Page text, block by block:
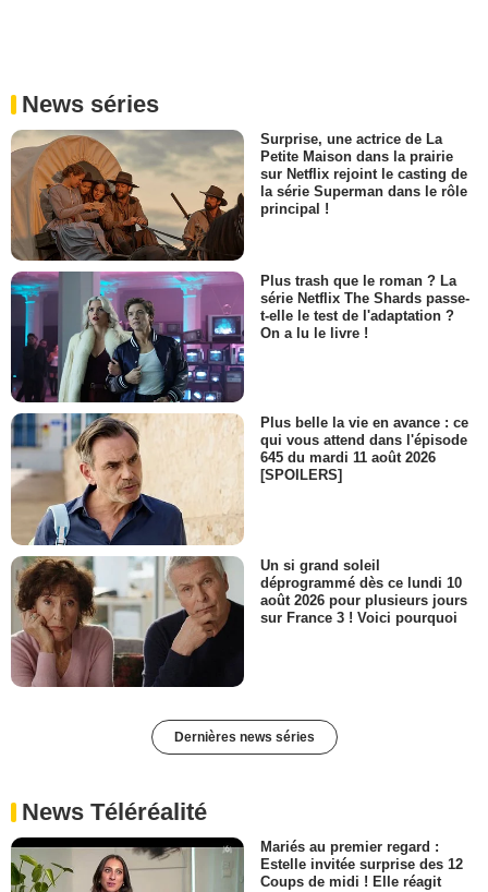
News séries
Surprise, une actrice de La
Petite Maison dans la prairie
sur Netflix rejoint le casting de
la série Superman dans le rôle
principal !
Plus trash que le roman ? La
série Netflix The Shards passe-
t-elle le test de l'adaptation ?
On a lu le livre !
Plus belle la vie en avance : ce
qui vous attend dans l'épisode
645 du mardi 11 août 2026
[SPOILERS]
Un si grand soleil
déprogrammé dès ce lundi 10
août 2026 pour plusieurs jours
sur France 3 ! Voici pourquoi
Dernières news séries
News Téléréalité
Mariés au premier regard :
Estelle invitée surprise des 12
Coups de midi ! Elle réagit